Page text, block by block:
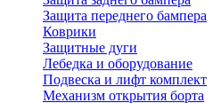
Защита переднего бампера
Коврики
Защитные дуги
Лебедка и оборудование
Подвеска и лифт комплект
Механизм открытия борта